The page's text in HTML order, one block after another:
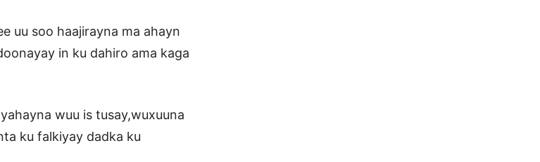
uu soo haajirayna ma ahayn
in ku dahiro ama kaga
wuu is tusay,wuxuuna
ku falkiyay dadka ku